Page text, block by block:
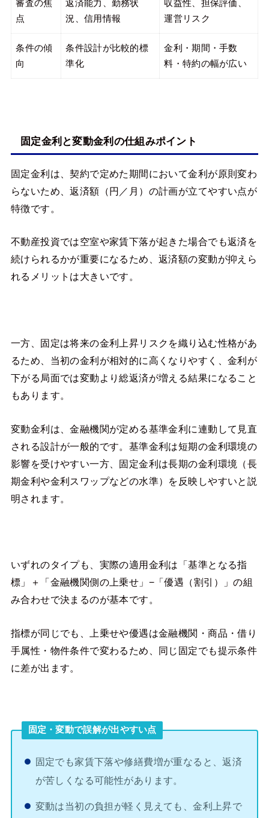
審査の焦
点
返済能力、勤務状
況、信用情報
収益性、担保評価、
運営リスク
条件の傾
向
条件設計が比較的標
準化
金利・期間・手数
料・特約の幅が広い
固定金利と変動金利の仕組みポイント
固定金利は、契約で定めた期間において金利が原則変わ
らないため、返済額（円／月）の計画が立てやすい点が
特徴です。
不動産投資では空室や家賃下落が起きた場合でも返済を
続けられるかが重要になるため、返済額の変動が抑えら
れるメリットは大きいです。
一方、固定は将来の金利上昇リスクを織り込む性格があ
るため、当初の金利が相対的に高くなりやすく、金利が
下がる局面では変動より総返済が増える結果になること
もあります。
変動金利は、金融機関が定める基準金利に連動して見直
される設計が一般的です。基準金利は短期の金利環境の
影響を受けやすい一方、固定金利は長期の金利環境（長
期金利や金利スワップなどの水準）を反映しやすいと説
明されます。
いずれのタイプも、実際の適用金利は「基準となる指
標」＋「金融機関側の上乗せ」−「優遇（割引）」の組
み合わせで決まるのが基本です。
指標が同じでも、上乗せや優遇は金融機関・商品・借り
手属性・物件条件で変わるため、同じ固定でも提示条件
に差が出ます。
固定・変動で誤解が出やすい点
固定でも家賃下落や修繕費増が重なると、返済
が苦しくなる可能性があります。
変動は当初の負担が軽く見えても、金利上昇で